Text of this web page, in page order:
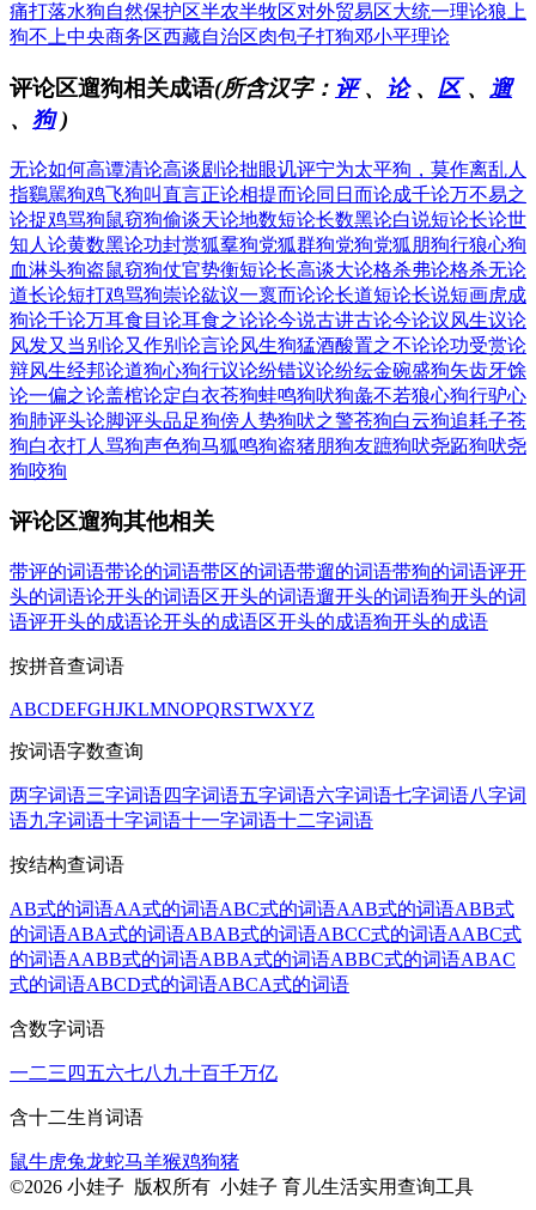
痛打落水狗自然保护区半农半牧区对外贸易区大统一理论狼上
狗不上中央商务区西藏自治区肉包子打狗邓小平理论
评论区遛狗相关成语(所含汉字： 评、 论、 区、 遛
、 狗)
无论如何高谭清论高谈剧论拙眼讥评宁为太平狗，莫作离乱人
指鷄駡狗鸡飞狗叫直言正论相提而论同日而论成千论万不易之
论捉鸡骂狗鼠窃狗偷谈天论地数短论长数黑论白说短论长论世
知人 论黄数黑论功封赏狐羣狗党狐群狗党狗党狐朋狗行狼心狗
血淋头狗盗鼠窃狗仗官势衡短论长高谈大论格杀弗论格杀无论
道长论短打鸡骂狗崇论谹议一褱而论论长道短论长说短画虎成
狗论千论万耳食目论耳食之论论今说古讲古论今论议风生议论
风发又当别论又作别论言论风生狗猛酒酸置之不论论功受赏论
辩风生经邦论道狗心狗行议论纷错议论纷纭金碗盛狗矢齿牙馀
论一偏之论盖棺论定白衣苍狗蛙鸣狗吠狗彘不若狼心狗行驴心
狗肺评头论脚评头品足狗傍人势狗吠之警苍狗白云狗追耗子苍
狗白衣打人骂狗声色狗马狐鸣狗盗猪朋狗友蹠狗吠尧跖狗吠尧
狗咬狗
评论区遛狗其他相关
带评的词语带论的词语带区的词语带遛的词语带狗的词语评开
头的词语论开头的词语区开头的词语遛开头的词语狗开头的词
语评开头的成语论开头的成语区开头的成语狗开头的成语
按拼音查词语
ABCDEFGHJKLMNOPQRSTWXYZ
按词语字数查询
两字词语三字词语四字词语五字词语六字词语七字词语八字词
语九字词语十字词语十一字词语十二字词语
按结构查词语
AB式的词语AA式的词语ABC式的词语AAB式的词语ABB式
的词语ABA式的词语ABAB式的词语ABCC式的词语AABC式
的词语AABB式的词语ABBA式的词语ABBC式的词语ABAC
式的词语ABCD式的词语ABCA式的词语
含数字词语
一二三 四五六七八 九十百千万亿
含十二生肖词语
鼠牛虎兔龙蛇马羊猴鸡狗猪
©2026 小娃子 版权所有 小娃子 育儿生活实用查询工具